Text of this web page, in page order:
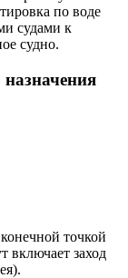
по воде
судами к
судно.
точкой
включает заход